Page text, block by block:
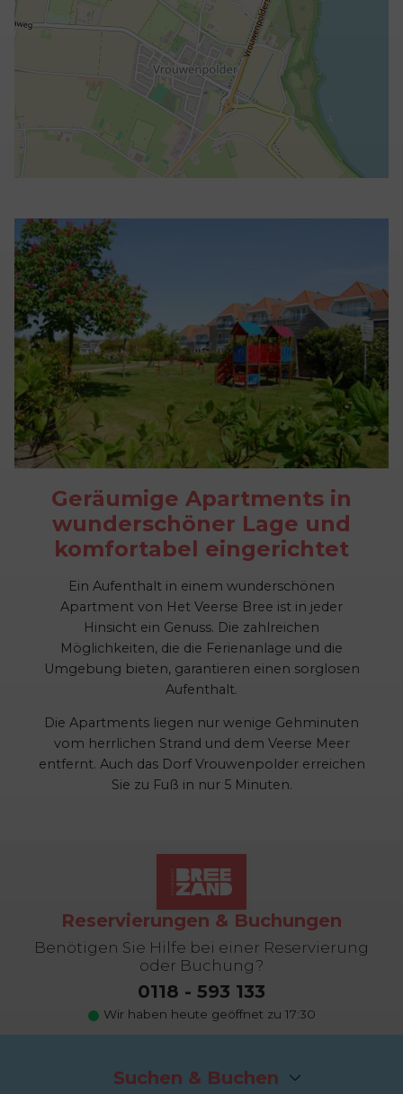
Geräumige Apartments in
wunderschöner Lage und
komfortabel eingerichtet
Ein Aufenthalt in einem wunderschönen
Apartment von Het Veerse Bree ist in jeder
Hinsicht ein Genuss. Die zahlreichen
Möglichkeiten, die die Ferienanlage und die
Umgebung bieten, garantieren einen sorglosen
Aufenthalt.
Die Apartments liegen nur wenige Gehminuten
vom herrlichen Strand und dem Veerse Meer
entfernt. Auch das Dorf Vrouwenpolder erreichen
Sie zu Fuß in nur 5 Minuten.
Reservierungen & Buchungen
Benötigen Sie Hilfe bei einer Reservierung
oder Buchung?
0118 - 593 133
Wir haben heute geöffnet zu 17:30
Suchen & Buchen